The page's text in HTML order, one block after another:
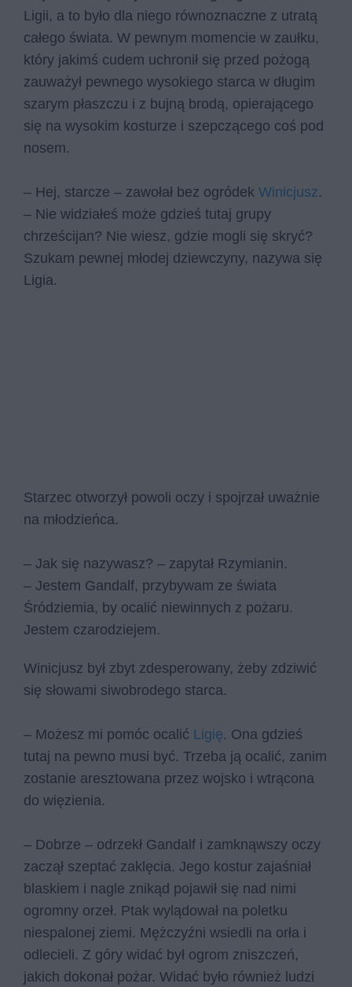
Ligii, a to było dla niego równoznaczne z utratą
całego świata. W pewnym momencie w zaułku,
który jakimś cudem uchronił się przed pożogą
zauważył pewnego wysokiego starca w długim
szarym płaszczu i z bujną brodą, opierającego
się na wysokim kosturze i szepczącego coś pod
nosem.
– Hej, starcze – zawołał bez ogródek Winicjusz.
– Nie widziałeś może gdzieś tutaj grupy
chrześcijan? Nie wiesz, gdzie mogli się skryć?
Szukam pewnej młodej dziewczyny, nazywa się
Ligia.
Starzec otworzył powoli oczy i spojrzał uważnie
na młodzieńca.
– Jak się nazywasz? – zapytał Rzymianin.
– Jestem Gandalf, przybywam ze świata
Śródziemia, by ocalić niewinnych z pożaru.
Jestem czarodziejem.
Winicjusz był zbyt zdesperowany, żeby zdziwić
się słowami siwobrodego starca.
– Możesz mi pomóc ocalić Ligię. Ona gdzieś
tutaj na pewno musi być. Trzeba ją ocalić, zanim
zostanie aresztowana przez wojsko i wtrącona
do więzienia.
– Dobrze – odrzekł Gandalf i zamknąwszy oczy
zaczął szeptać zaklęcia. Jego kostur zajaśniał
blaskiem i nagle znikąd pojawił się nad nimi
ogromny orzeł. Ptak wylądował na poletku
niespalonej ziemi. Mężczyźni wsiedli na orła i
odlecieli. Z góry widać był ogrom zniszczeń,
jakich dokonał pożar. Widać było również ludzi